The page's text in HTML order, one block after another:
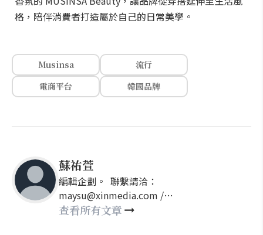
格，陪伴消費者打造屬於自己的日常美學。
Musinsa
流行
電商平台
韓國品牌
蘇祐萱
編輯企劃。 聯繫請洽：
maysu@xinmedia.com /
may860527@gmail.com
查看所有文章